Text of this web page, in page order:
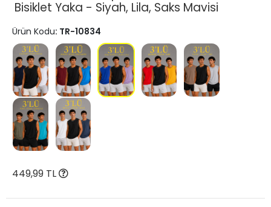
Bisiklet Yaka - Siyah, Lila, Saks Mavisi
Ürün Kodu: TR-10834
449,99 TL